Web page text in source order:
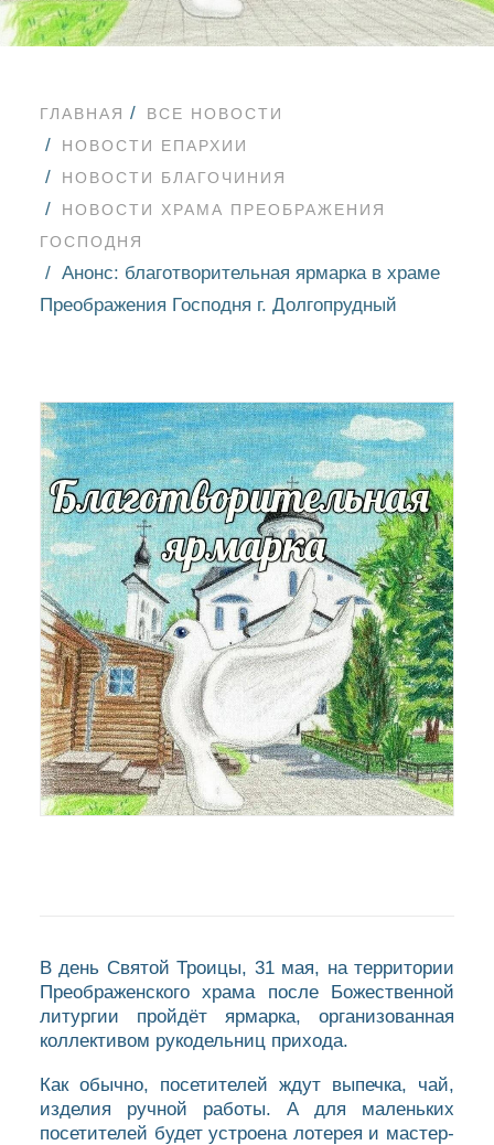
ГЛАВНАЯ
ВСЕ НОВОСТИ
НОВОСТИ ЕПАРХИИ
НОВОСТИ БЛАГОЧИНИЯ
НОВОСТИ ХРАМА ПРЕОБРАЖЕНИЯ
ГОСПОДНЯ
Анонс: благотворительная ярмарка в храме
Преображения Господня г. Долгопрудный
В день Святой Троицы, 31 мая, на территории
Преображенского храма после Божественной
литургии пройдёт ярмарка, организованная
коллективом рукодельниц прихода.
Как обычно, посетителей ждут выпечка, чай,
изделия ручной работы. А для маленьких
посетителей будет устроена лотерея и мастер-